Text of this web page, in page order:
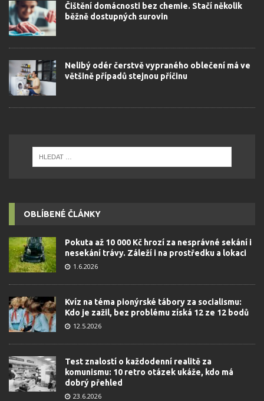
Čištění domácnosti bez chemie. Stačí několik
běžně dostupných surovin
Nelibý odér čerstvě vypraného oblečení má ve
většině případů stejnou příčinu
OBLÍBENÉ ČLÁNKY
Pokuta až 10 000 Kč hrozí za nesprávné sekání i
nesekání trávy. Záleží i na prostředku a lokaci
1.6.2026
Kvíz na téma pionýrské tábory za socialismu:
Kdo je zažil, bez problému získá 12 ze 12 bodů
12.5.2026
Test znalostí o každodenní realitě za
komunismu: 10 retro otázek ukáže, kdo má
dobrý přehled
23.6.2026